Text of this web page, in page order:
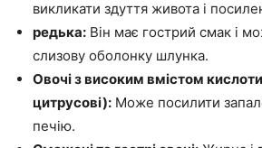
викликати здуття живота і
редька: Він має гострий смак і
слизову оболонку шлунка.
Овочі з високим вмістом
цитрусові): Може посилити
печію.